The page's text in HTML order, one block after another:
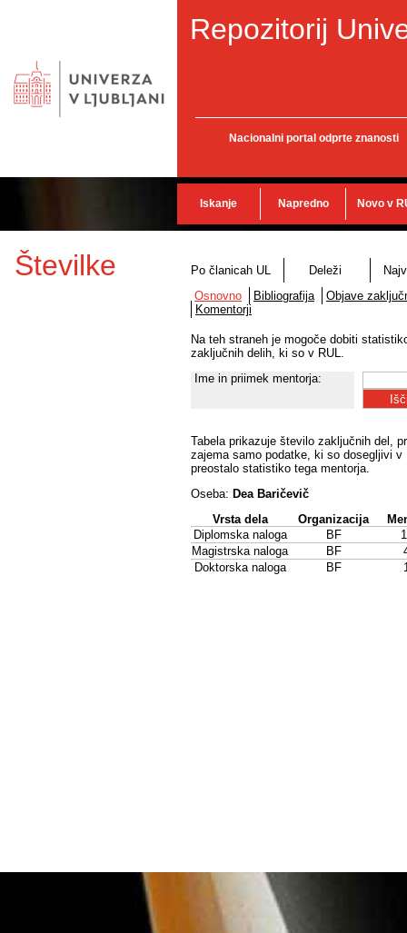
Repozitorij
Nacionalni portal odprte znanosti
Iskanje Napredno Novo v
Številke Po članicah UL Deleži
Osnovno
Bibliografija
Objave
Komentorji
Na teh straneh je mogoče dobiti
zaključnih delih, ki so v RUL.
Ime in priimek mentorja:
Tabela prikazuje število zaključnih del,
zajema samo podatke, ki so dosegljivi
preostalo statistiko tega mentorja.
Oseba: Dea Baričevič
Vrsta dela
Organizacija
Diplomska naloga
BF
Magistrska naloga
BF
Doktorska naloga
BF